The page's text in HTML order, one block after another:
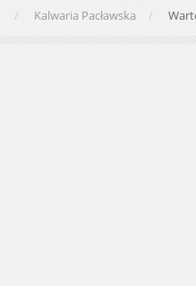
Kalwaria Pacławska